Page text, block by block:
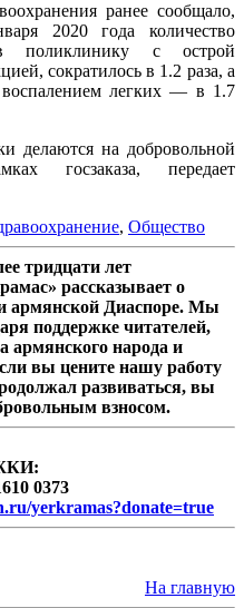
ранее сообщало,
2020 года количество
поликлинику с острой
сократилось в 1.2 раза, а
воспалением легких — в 1.7
делаются на добровольной
госзаказа, передает
, Общество
тридцати лет
рассказывает о
армянской Диаспоре. Мы
поддержке читателей,
армянского народа и
вы цените нашу работу
развиваться, вы
взносом.
0373
yerkramas?donate=true
На главную